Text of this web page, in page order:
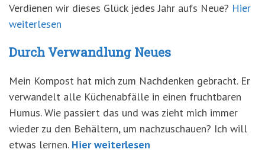
Verdienen wir dieses Glück jedes Jahr aufs Neue? Hier
weiterlesen
Durch Verwandlung Neues
Mein Kompost hat mich zum Nachdenken gebracht. Er
verwandelt alle Küchenabfälle in einen fruchtbaren
Humus. Wie passiert das und was zieht mich immer
wieder zu den Behältern, um nachzuschauen? Ich will
etwas lernen. Hier weiterlesen